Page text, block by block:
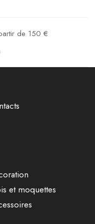
de 150 €
et moquettes